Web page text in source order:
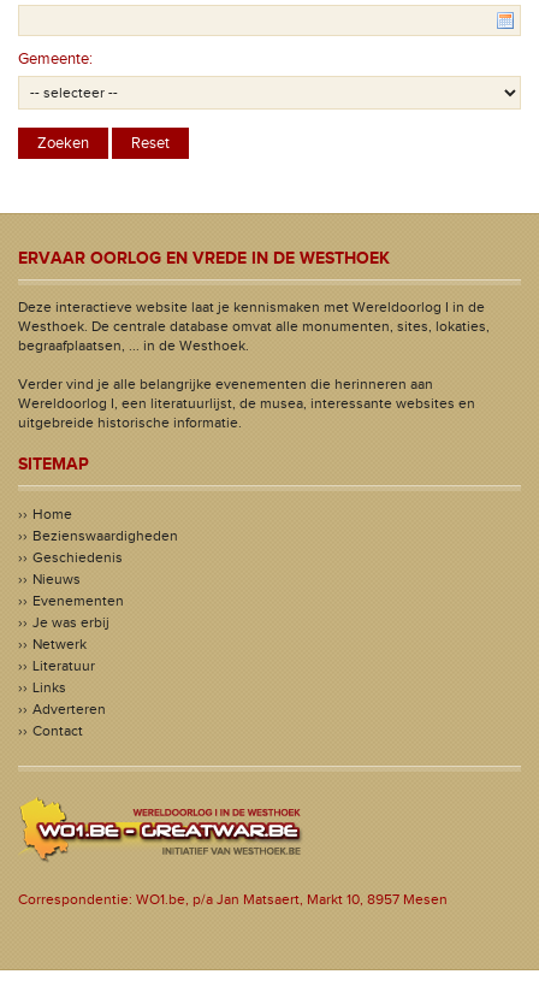
Gemeente:
ERVAAR OORLOG EN VREDE IN DE WESTHOEK
Deze interactieve website laat je kennismaken met Wereldoorlog I in de
Westhoek. De centrale database omvat alle monumenten, sites, lokaties,
begraafplaatsen, ... in de Westhoek.
Verder vind je alle belangrijke evenementen die herinneren aan
Wereldoorlog I, een literatuurlijst, de musea, interessante websites en
uitgebreide historische informatie.
SITEMAP
Home
Bezienswaardigheden
Geschiedenis
Nieuws
Evenementen
Je was erbij
Netwerk
Literatuur
Links
Adverteren
Contact
Correspondentie: WO1.be, p/a Jan Matsaert, Markt 10, 8957 Mesen